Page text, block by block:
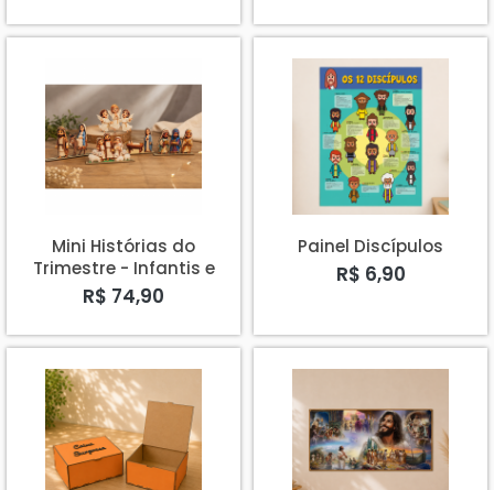
Mini Histórias do
Trimestre - Infantis e
Primários
R$ 74,90
Painel Discípulos
R$ 6,90